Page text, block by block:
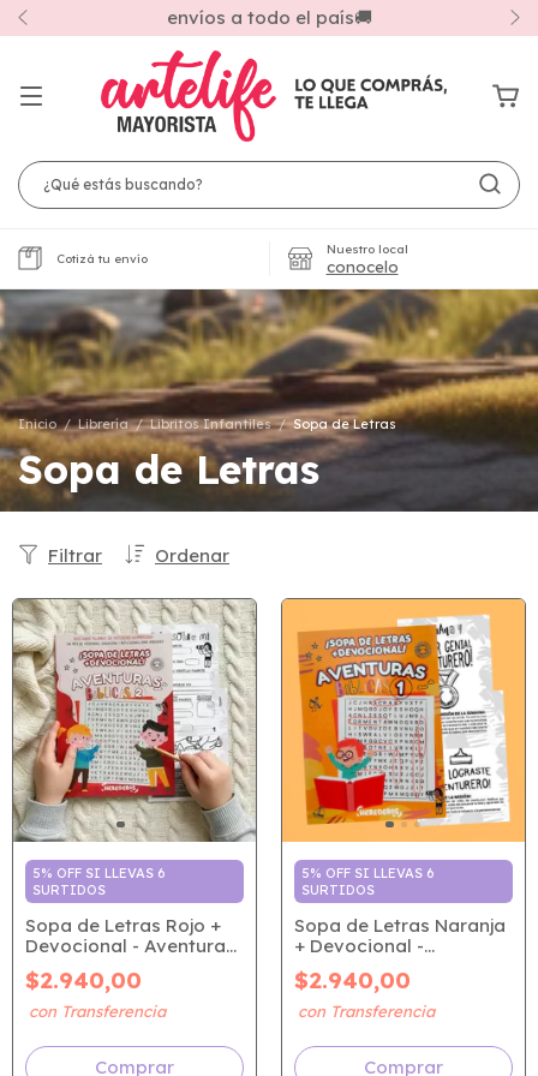
envíos a todo el país🚚
Cotizá tu envío
Nuestro local
conocelo
Inicio / Librería / Libritos Infantiles / Sopa de Letras
Sopa de Letras
Ordenar
Filtrar
5% OFF SI LLEVAS 6
SURTIDOS
Sopa de Letras Rojo +
Devocional - Aventuras
Bíblicas 2
$2.940,00
5% OFF SI LLEVAS 6
SURTIDOS
Sopa de Letras Naranja
+ Devocional -
Aventuras Bíblicas 1
$2.940,00